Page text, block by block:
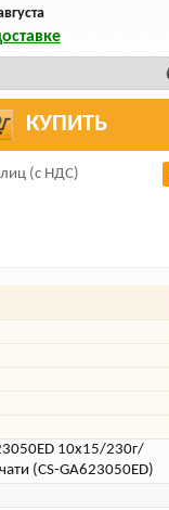
КУПИТЬ
(с НДС)
10x15/230г/
(CS-GA623050ED)